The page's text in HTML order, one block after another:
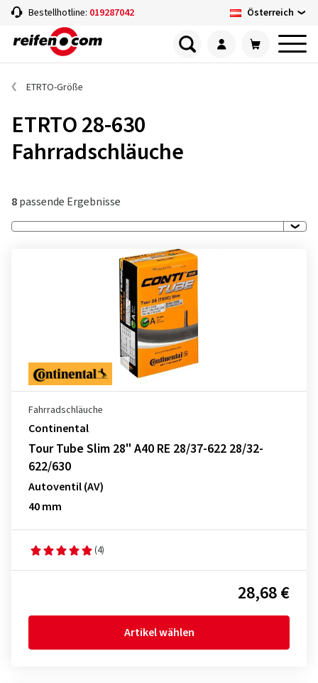
Bestellhotline: 019287042 Österreich
ETRTO-Größe
ETRTO 28-630
Fahrradschläuche
8passende Ergebnisse
Fahrradschläuche
Continental
Tour Tube Slim 28" A40 RE 28/37-622 28/32-
622/630
Autoventil (AV)
40 mm
(4)
28,68 €
Artikel wählen